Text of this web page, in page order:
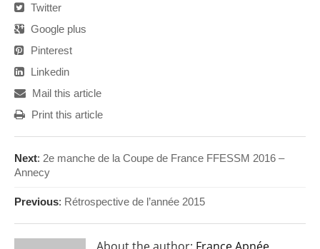
Twitter
Google plus
Pinterest
Linkedin
Mail this article
Print this article
Next: 2e manche de la Coupe de France FFESSM 2016 –
Annecy
Previous: Rétrospective de l’année 2015
About the author: France Apnée